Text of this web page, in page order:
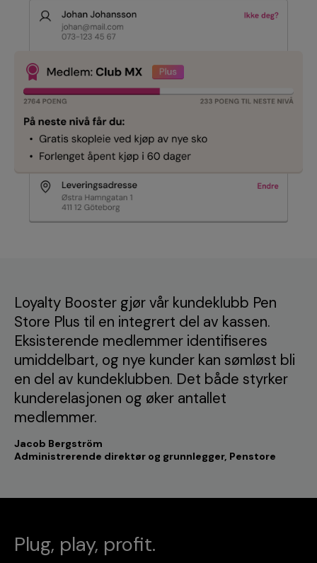
Loyalty Booster gjør vår kundeklubb Pen
Store Plus til en integrert del av kassen.
Eksisterende medlemmer identifiseres
umiddelbart, og nye kunder kan sømløst bli
en del av kundeklubben. Det både styrker
kunderelasjonen og øker antallet
medlemmer.
Jacob Bergström
Administrerende direktør og grunnlegger, Penstore
Plug, play, profit.